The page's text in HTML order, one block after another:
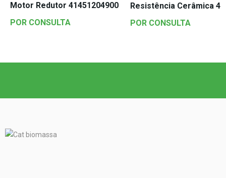
Motor Redutor 41451204900
POR CONSULTA
Resistência Cerâmica
POR CONSULTA